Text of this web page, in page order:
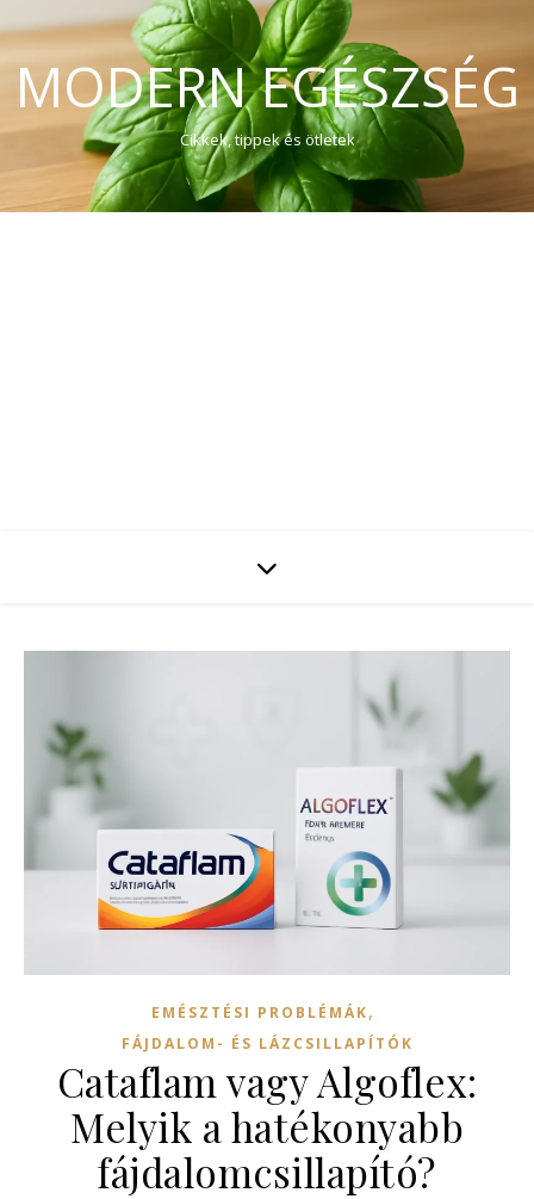
MODERN EGÉSZSÉG
Cikkek, tippek és ötletek
EMÉSZTÉSI PROBLÉMÁK,
FÁJDALOM- ÉS LÁZCSILLAPÍTÓK
Cataflam vagy Algoflex:
Melyik a hatékonyabb
fájdalomcsillapító?